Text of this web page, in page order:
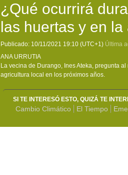
¿Qué ocurrirá
las huertas y en
Publicado: 10/11/2021 19:10 (UTC+1) Última
ANA URRUTIA
La vecina de Durango, Ines Ateka, pregunta
agricultura local en los próximos años.
SI TE INTERESÓ ESTO, QUIZÁ TE
Cambio Climático El Tiempo